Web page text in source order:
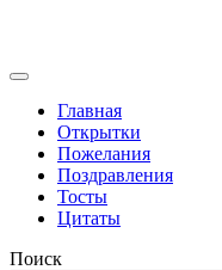
Главная
Открытки
Пожелания
Поздравления
Тосты
Цитаты
Поиск